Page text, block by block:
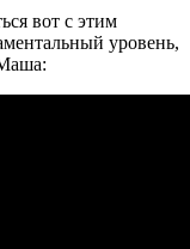
вот с этим
уровень,